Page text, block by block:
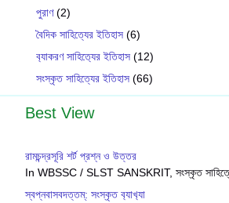
পুরাণ(2)
বৈদিক সাহিত্যের ইতিহাস (6)
ব‍্যাকরণ সাহিত‍্যের ইতিহাস (12)
সংস্কৃত সাহিত্যের ইতিহাস (66)
Best View
রামচন্দ্রসূরি শর্ট প্রশ্ন ও উত্তর
In WBSSC / SLST SANSKRIT, সংস্কৃত
স্বপ্নবাসবদত্তম্: সংস্কৃত ব‍্যাখ‍্যা